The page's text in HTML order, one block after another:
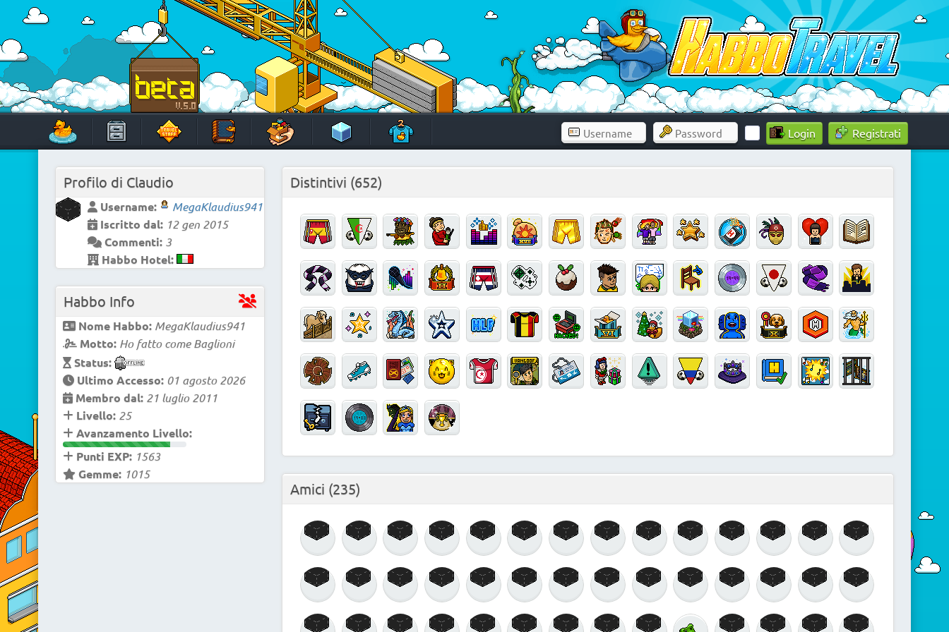
content
HabboTravel
Un viaggio di pixel!
Registrati
Profilo di Claudio
Username:
MegaKlaudius941
Iscritto dal: 12 gen 2015
Commenti: 3
Habbo Hotel:
Habbo Info
Nome Habbo: MegaKlaudius941
Motto: Ho fatto come Baglioni
Status:
Ultimo Accesso: 01 agosto 2026
Membro dal: 21 luglio 2011
Livello: 25
Avanzamento Livello:
Punti EXP: 1563
Gemme: 1015
Distintivi (652)
Amici (235)